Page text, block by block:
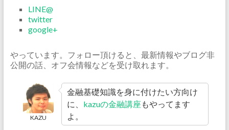
LINE@
twitter
google+
やっています。フォロー頂けると、最新情報やブログ非
公開の話、オフ会情報などを受け取れます。
KAZU
金融基礎知識を身に付けたい方向け
に、 kazuの金融講座 もやってます
よ。